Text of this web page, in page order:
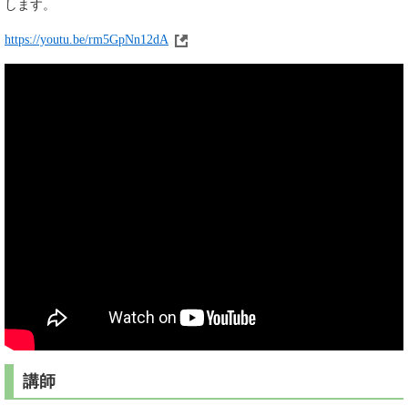
します。
https://youtu.be/rm5GpNn12dA
講師